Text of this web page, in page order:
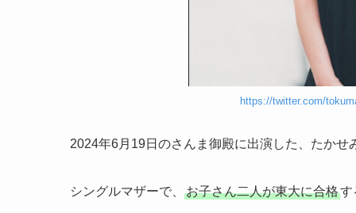
https://twitter.com/
2024年6月19日のさんま御殿に出演した、たか
シングルマザーで、 お子さん二人が東大に合格す